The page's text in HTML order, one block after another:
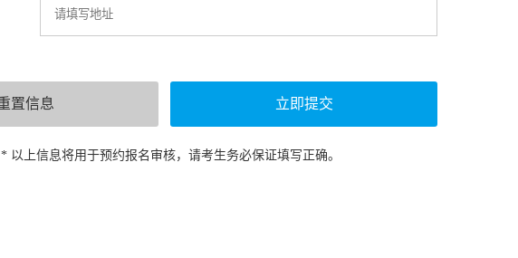
* 以上信息将用于预约报名审核，请考生务必保证填写正确。